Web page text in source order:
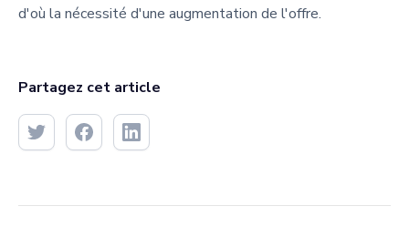
d'où la nécessité d'une augmentation de l'offre.
Partagez cet article